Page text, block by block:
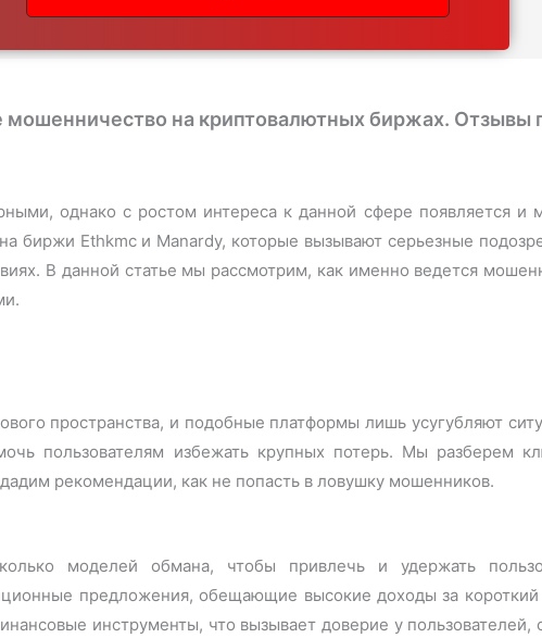
на криптовалютных биржах. Отзывы
однако с ростом интереса к данной сфере появляется и
биржи Ethkmc и Manardy, которые вызывают серьезные
В данной статье мы рассмотрим, как именно ведется
пространства, и подобные платформы лишь усугубляют
пользователям избежать крупных потерь. Мы разберем
рекомендации, как не попасть в ловушку мошенников.
моделей обмана, чтобы привлечь и удержать
предложения, обещающие высокие доходы за короткий
инструменты, что вызывает доверие у пользователей,